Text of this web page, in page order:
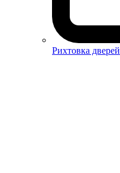
Рихтовка дверей